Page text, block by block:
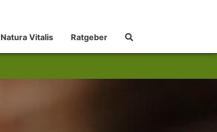
Natura Vitalis Ratgeber